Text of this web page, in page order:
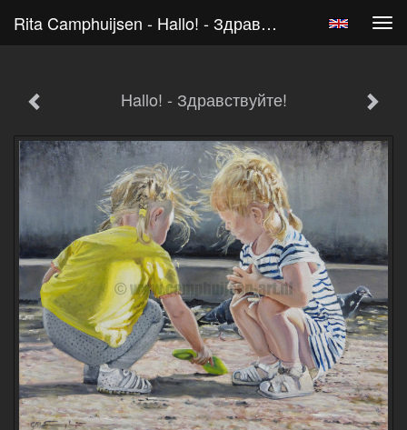
Rita Camphuijsen - Hallo! - Здравствуйте!
Hallo! - Здравствуйте!